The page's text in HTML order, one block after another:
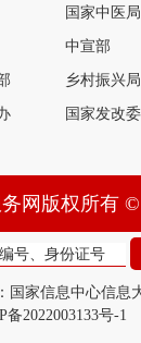
国家中医局
中宣部
乡村振兴局
国家发改委
网版权所有 ©
国家信息中心信息
备2022003133号-1